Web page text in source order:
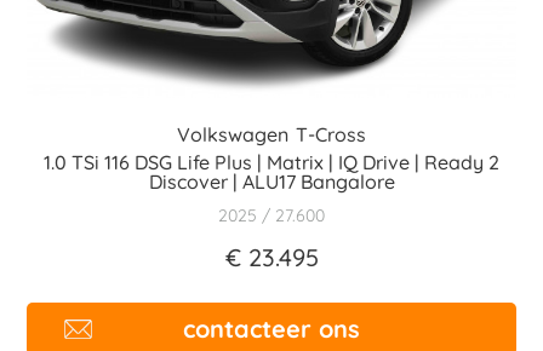
Volkswagen T-Cross
1.0 TSi 116 DSG Life Plus | Matrix | IQ Drive | Ready 2
Discover | ALU17 Bangalore
2025 27.600
€ 23.495
contacteer ons